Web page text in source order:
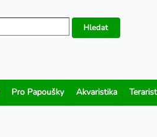
Hledat
Pro Papoušky Akvaristika